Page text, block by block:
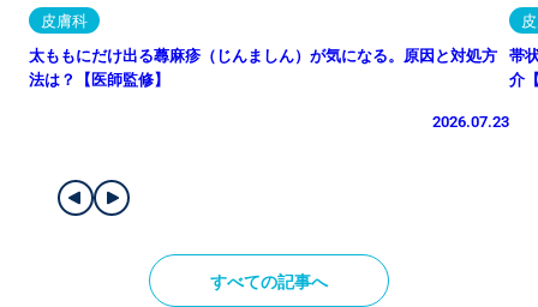
皮膚科
太ももにだけ出る蕁麻疹（じんましん）が気になる。原因と対処方
法は？【医師監修】
2026.07.23
帯
介
すべての記事へ